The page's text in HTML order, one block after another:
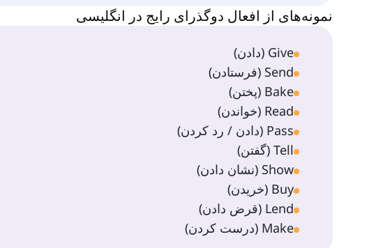
نمونه‌های از افعال دوگذرای رایج در انگلیسی
Give (دادن)
Send (فرستادن)
Bake (پختن)
Read (خواندن)
Pass (دادن / رد کردن)
Tell (گفتن)
Show (نشان دادن)
Buy (خریدن)
Lend (قرض دادن)
Make (درست کردن)